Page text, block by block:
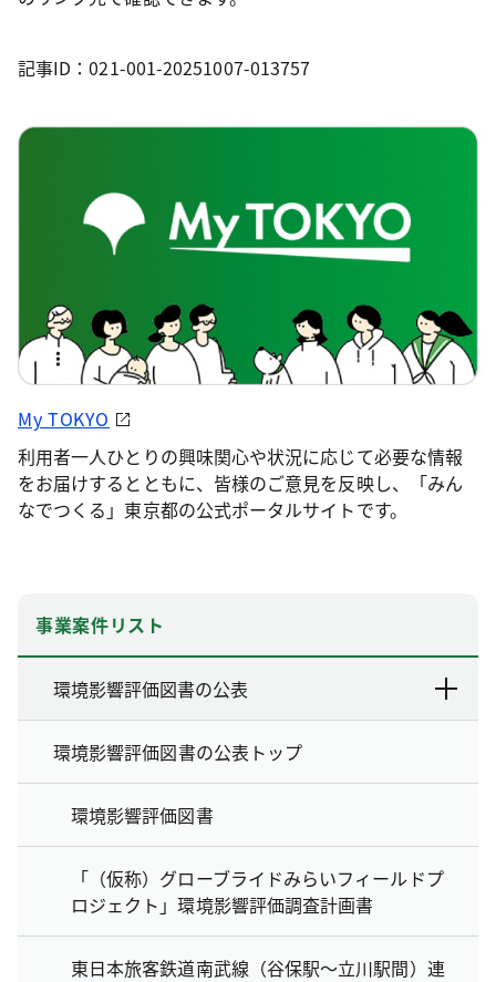
記事ID：021-001-20251007-013757
My TOKYO
利用者一人ひとりの興味関心や状況に応じて必要な情報
をお届けするとともに、皆様のご意見を反映し、「みん
なでつくる」東京都の公式ポータルサイトです。
事業案件リスト
環境影響評価図書の公表
環境影響評価図書の公表トップ
環境影響評価図書
「（仮称）グローブライドみらいフィールドプ
ロジェクト」環境影響評価調査計画書
東日本旅客鉄道南武線（谷保駅～立川駅間）連